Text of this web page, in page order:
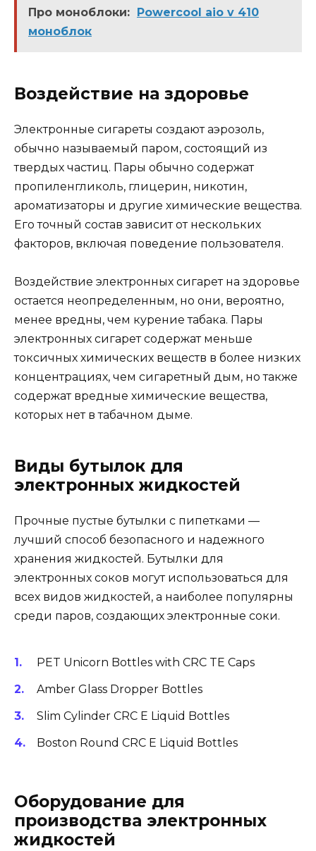
Про моноблоки: Powercool aio v 410
моноблок
Воздействие на здоровье
Электронные сигареты создают аэрозоль,
обычно называемый паром, состоящий из
твердых частиц. Пары обычно содержат
пропиленгликоль, глицерин, никотин,
ароматизаторы и другие химические вещества.
Его точный состав зависит от нескольких
факторов, включая поведение пользователя.
Воздействие электронных сигарет на здоровье
остается неопределенным, но они, вероятно,
менее вредны, чем курение табака. Пары
электронных сигарет содержат меньше
токсичных химических веществ в более низких
концентрациях, чем сигаретный дым, но также
содержат вредные химические вещества,
которых нет в табачном дыме.
Виды бутылок для
электронных жидкостей
Прочные пустые бутылки с пипетками —
лучший способ безопасного и надежного
хранения жидкостей. Бутылки для
электронных соков могут использоваться для
всех видов жидкостей, а наиболее популярны
среди паров, создающих электронные соки.
PET Unicorn Bottles with CRC TE Caps
Amber Glass Dropper Bottles
Slim Cylinder CRC E Liquid Bottles
Boston Round CRC E Liquid Bottles
Оборудование для
производства электронных
жидкостей